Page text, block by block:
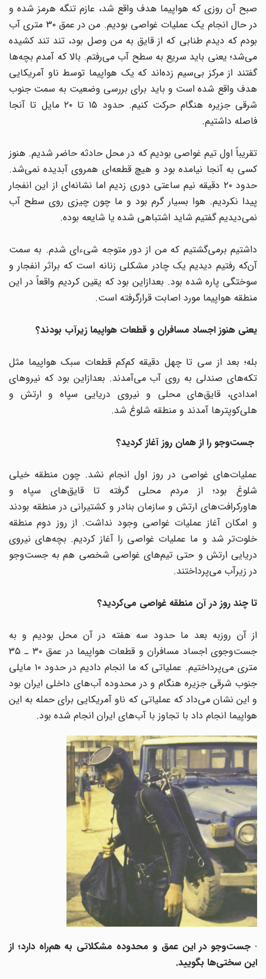
صبح آن روزی که هواپیما هدف واقع شد، عازم تنگه هرمز شده و
در حال انجام یک عملیات غواصی بودیم. من در عمق ۳۰ متری آب
بودم که دیدم طنابی که از قایق به من وصل بود، تند تند کشیده
می‌شد؛ یعنی باید سریع به سطح آب می‌رفتم. بالا که آمدم بچه‌ها
گفتند از مرکز بی‌سیم زده‌اند که یک هواپیما توسط ناو آمریکایی
هدف واقع شده است و باید برای بررسی وضعیت به سمت جنوب
شرقی جزیره هنگام حرکت کنیم. حدود ۱۵ تا ۲۰ مایل تا آنجا
فاصله داشتیم.
تقریباً اول تیم غواصی بودیم که در محل حادثه حاضر شدیم. هنوز
کسی به آنجا نیامده بود و هیچ قطعه‌ای همروی آبدیده نمی‌شد.
حدود ۲۰ دقیقه نیم ساعتی دوری زدیم اما نشانه‌ای از این انفجار
پیدا نکردیم. هوا بسیار گرم بود و ما چون چیزی روی سطح آب
نمی‌دیدیم گفتیم شاید اشتباهی شده یا شایعه بوده.
داشتیم برمی‌گشتیم که من از دور متوجه شیءای شدم. به سمت
آن‌که رفتیم دیدیم یک چادر مشکلی زنانه است که براثر انفجار و
سوختگی پاره شده بود. بعدازاین بود که یقین کردیم واقعاً در این
منطقه هواپیما مورد اصابت قرارگرفته است.
یعنی هنوز اجساد مسافران و قطعات هواپیما زیرآب بودند؟
بله؛ بعد از سی تا چهل دقیقه کم‌کم قطعات سبک هواپیما مثل
تکه‌های صندلی به روی آب می‌آمدند. بعدازاین بود که نیروهای
امدادی، قایق‌های محلی و نیروی دریایی سپاه و ارتش و
هلی‌کوپترها آمدند و منطقه شلوغ شد.
جست‌وجو را از همان روز آغاز کردید؟
عملیات‌های غواصی در روز اول انجام نشد. چون منطقه خیلی
شلوغ بود؛ از مردم محلی گرفته تا قایق‌های سپاه و
هاورکرافت‌های ارتش و سازمان بنادر و کشتیرانی در منطقه بودند
و امکان آغاز عملیات غواصی وجود نداشت. از روز دوم منطقه
خلوت‌تر شد و ما عملیات غواصی را آغاز کردیم. بچه‌های نیروی
دریایی ارتش و حتی تیم‌های غواصی شخصی هم به جست‌وجو
در زیرآب می‌پرداختند.
تا چند روز در آن منطقه غواصی می‌کردید؟
از آن روزبه بعد ما حدود سه هفته در آن محل بودیم و به
جست‌وجوی اجساد مسافران و قطعات هواپیما در عمق ۳۰ ـ ۳۵
متری می‌پرداختیم. عملیاتی که ما انجام دادیم در حدود ۱۰ مایلی
جنوب شرقی جزیره هنگام و در محدوده آب‌های داخلی ایران بود
و این نشان می‌داد که عملیاتی که ناو آمریکایی برای حمله به این
هواپیما انجام داد با تجاوز با آب‌های ایران انجام شده بود.
· جست‌وجو در این عمق و محدوده مشکلاتی به هم‌راه دارد؛ از
این سختی‌ها بگویید.